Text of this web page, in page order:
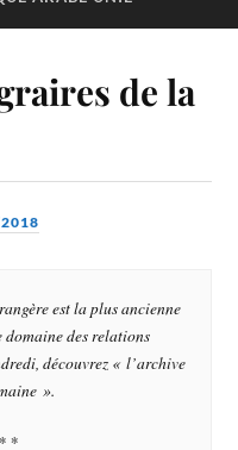
de la
est la plus ancienne
domaine des relations
découvrez « l’archive
».
*